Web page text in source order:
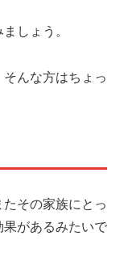
しょう。
んな方はちょっ
その家族にとっ
があるみたいで